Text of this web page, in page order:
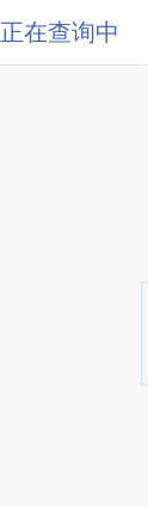
正在查询中